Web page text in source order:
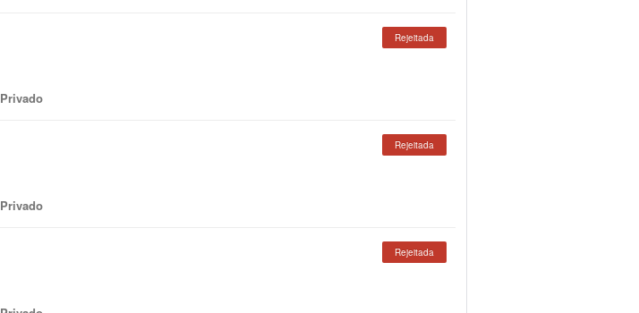
Rejeitada
Privado
Rejeitada
Privado
Rejeitada